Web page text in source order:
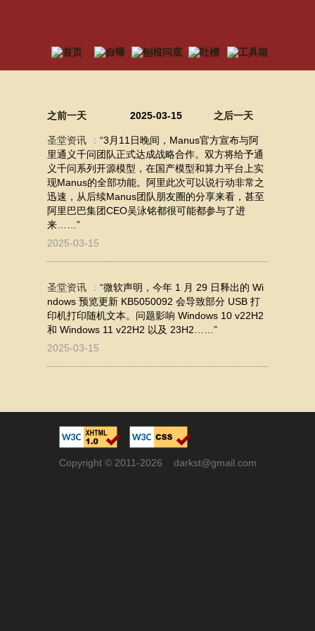
之前一天 2025-03-15 之后一天
圣堂资讯 ： “3月11日晚间，Manus官方宣布与阿
里通义千问团队正式达成战略合作。双方将给予通
义千问系列开源模型，在国产模型和算力平台上实
现Manus的全部功能。阿里此次可以说行动非常之
迅速，从后续Manus团队朋友圈的分享来看，甚至
阿里巴巴集团CEO吴泳铭都很可能都参与了进
来……”
2025-03-15
圣堂资讯 ： “微软声明，今年 1 月 29 日释出的 Wi
ndows 预览更新 KB5050092 会导致部分 USB 打
印机打印随机文本。问题影响 Windows 10 v22H2
和 Windows 11 v22H2 以及 23H2……”
2025-03-15
Copyright © 2011-2026 darkst@gmail.com